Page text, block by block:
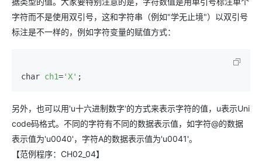
字符而不是使用双引号，这和字符串（例如"学无止境"）以双引号
标注是不一样的，例如字符变量的赋值方式：
char ch1='X' ;
另外，也可以用'u十六进制数字'的方式来表示字符的值，u表示Uni
code码格式。不同的字符有不同的数据表示值，如字符@的数据
表示值为'u0040'，字符A的数据表示值为'u0041'。
【范例程序：CH02_04】